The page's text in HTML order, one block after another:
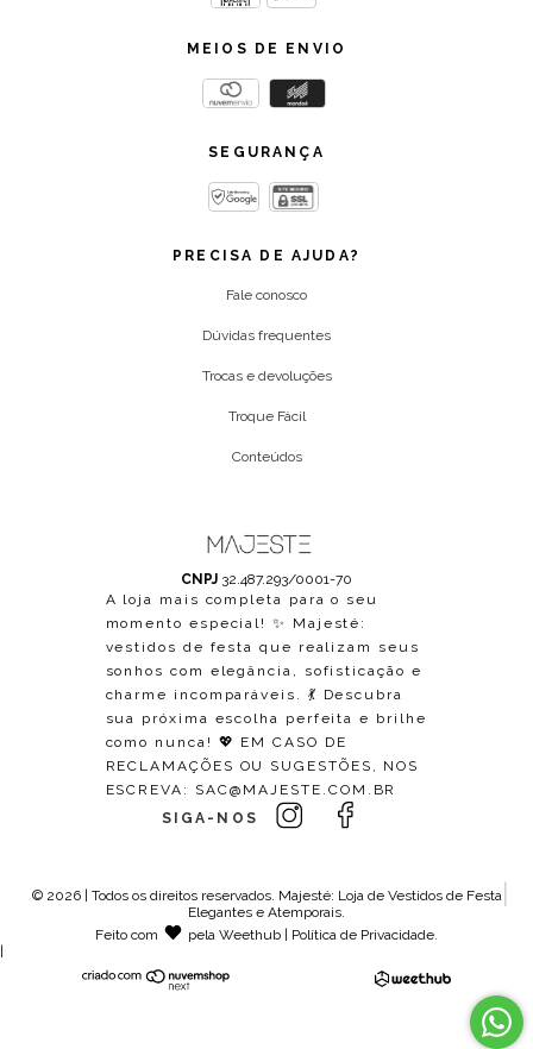
MEIOS DE ENVIO
SEGURANÇA
PRECISA DE AJUDA?
Fale conosco
Dúvidas frequentes
Trocas e devoluções
Troque Fácil
Conteúdos
CNPJ 32.487.293/0001-70
A loja mais completa para o seu
momento especial! ✨ Majesté:
vestidos de festa que realizam seus
sonhos com elegância, sofisticação e
charme incomparáveis. 💃 Descubra
sua próxima escolha perfeita e brilhe
como nunca! 💖 EM CASO DE
RECLAMAÇÕES OU SUGESTÕES, NOS
ESCREVA: SAC@MAJESTE.COM.BR
SIGA-NOS
© 2026 | Todos os direitos reservados. Majesté: Loja de Vestidos de Festa
Elegantes e Atemporais
Feito com
pelaWeethub Política de Privacidade.